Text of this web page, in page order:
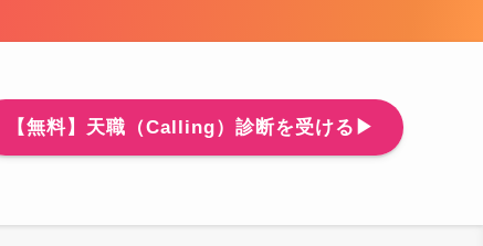
【無料】天職（Calling）診断を受ける▶